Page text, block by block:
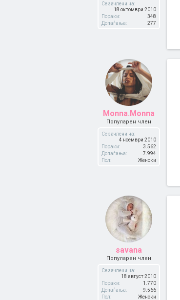
Се зачлени на:
18 октомври 2010
Пораки:
348
Допаѓања:
277
Monna.Monna
Популарен член
Се зачлени на:
4 ноември 2010
Пораки:
3.562
Допаѓања:
7.994
Пол:
Женски
savana
Популарен член
Се зачлени на:
18 август 2010
Пораки:
1.770
Допаѓања:
9.566
Пол:
Женски